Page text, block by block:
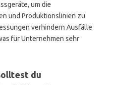
um die
und Produktionslinien zu
verhindern Ausfälle
für Unternehmen sehr
du